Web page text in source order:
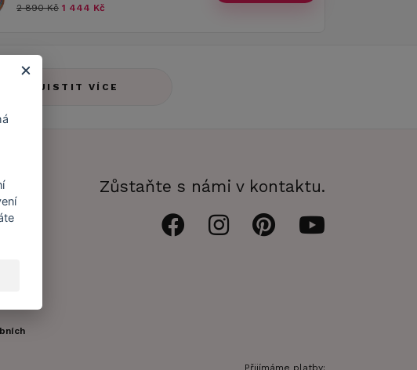
2 890 Kč 1 444 Kč
ZJISTIT VÍCE
Zůstaňte s námi v kontaktu.
Přijímáme platby: